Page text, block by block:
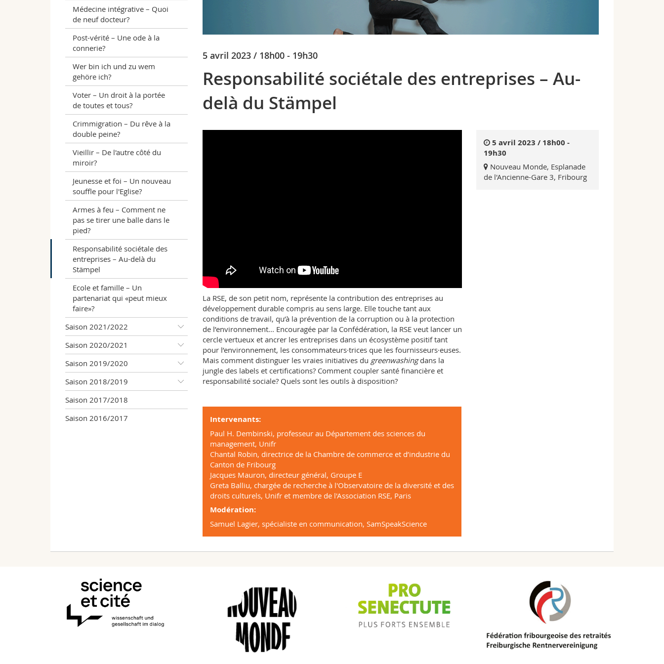
Médecine intégrative – Quoi
de neuf docteur?
Post-vérité – Une ode à la
connerie?
Wer bin ich und zu wem
gehöre ich?
Voter – Un droit à la portée
de toutes et tous?
Crimmigration – Du rêve à la
double peine?
Vieillir – De l'autre côté du
miroir?
Jeunesse et foi – Un nouveau
souffle pour l'Eglise?
Armes à feu – Comment ne
pas se tirer une balle dans le
pied?
Responsabilité sociétale des
entreprises – Au-delà du
Stämpel
Ecole et famille – Un
partenariat qui «peut mieux
faire»?
Saison 2021/2022
Saison 2020/2021
Saison 2019/2020
Saison 2018/2019
Saison 2017/2018
Saison 2016/2017
5 avril 2023 / 18h00 - 19h30
Responsabilité sociétale des entreprises – Au-
delà du Stämpel
La RSE, de son petit nom, représente la contribution des entreprises au
développement durable compris au sens large. Elle touche tant aux
conditions de travail, qu’à la prévention de la corruption ou à la protection
de l’environnement... Encouragée par la Confédération, la RSE veut lancer un
cercle vertueux et ancrer les entreprises dans un écosystème positif tant
pour l’environnement, les consommateurs·trices que les fournisseurs·euses.
Mais comment distinguer les vraies initiatives du greenwashingdans la
jungle des labels et certifications? Comment coupler santé financière et
responsabilité sociale? Quels sont les outils à disposition?
Intervenants:
Paul H. Dembinski, professeur au Département des sciences du
management, Unifr
Chantal Robin, directrice de la Chambre de commerce et d’industrie du
Canton de Fribourg
Jacques Mauron, directeur général, Groupe E
Greta Balliu, chargée de recherche à l'Observatoire de la diversité et des
droits culturels, Unifr et membre de l'Association RSE, Paris
Modération:
Samuel Lagier, spécialiste en communication, SamSpeakScience
5 avril 2023 / 18h00 -
19h30
Nouveau Monde, Esplanade
de l'Ancienne-Gare 3, Fribourg